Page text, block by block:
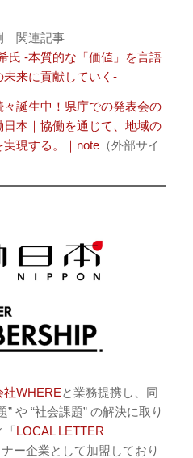
関連記事
氏 -本質的な「価値」を言語
来に貢献していく-
誕生中！県庁での発表会の
本｜協働を通じて、地域の
現する。｜note（外部サイ
社WHEREと業務提携し、同
や “社会課題” の解決に取り
「LOCAL LETTER
ー企業として加盟しており